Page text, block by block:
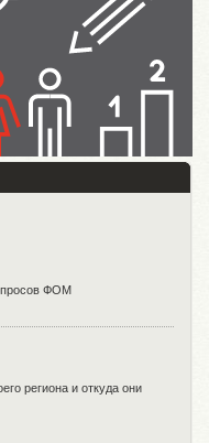
ФОМ
региона и откуда они